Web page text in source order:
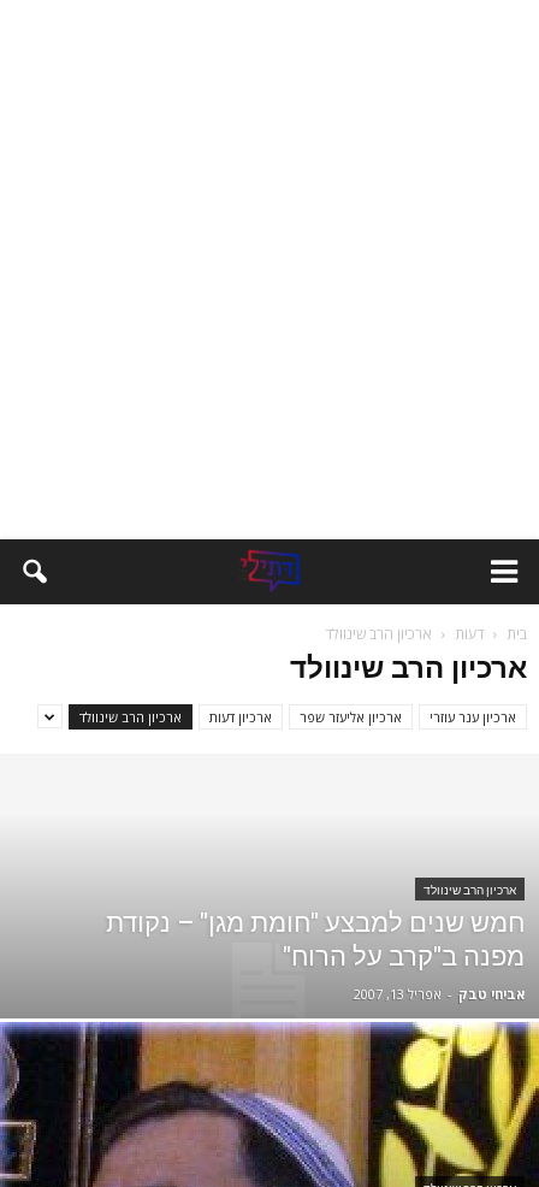
בית דעות ארכיון הרב שינוולד
ארכיון הרב שינוולד
ארכיון ענר עוזרי ארכיון אליעזר שפר ארכיון דעות ארכיון הרב שינוולד
ארכיון הרב שינוולד
חמש שנים למבצע "חומת מגן" – נקודת
מפנה ב"קרב על הרוח"
אביחי טבק - אפריל 13, 2007